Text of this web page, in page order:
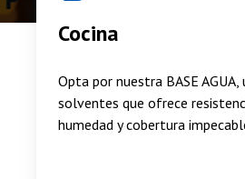
Cocina
Opta por nuestra BASE AGUA,
solventes que ofrece
humedad y cobertura